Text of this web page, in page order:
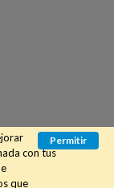
con tus
que
Permitir